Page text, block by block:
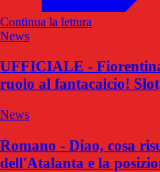
Continua la lettura
News
UFFICIALE -
ruolo al fantacalcio!
News
Romano - Diao, cosa
dell'Atalanta e la